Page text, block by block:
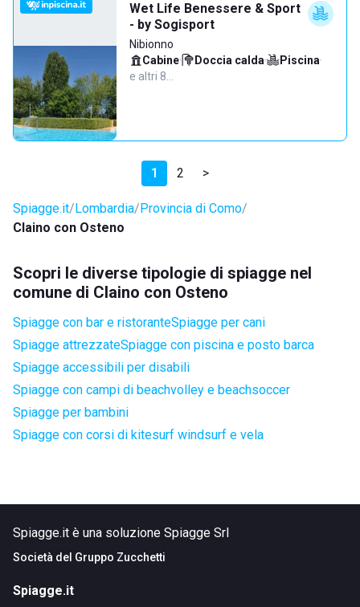
Wet Life Benessere & Sport
- by Sogisport
Nibionno
Cabine· Doccia calda· Piscina·
e altri 8…
1 2 >
Spiagge.it Lombardia Provincia di Como
Claino con Osteno
Scopri le diverse tipologie di spiagge nel
comune di Claino con Osteno
Spiagge con bar e ristoranteSpiagge per cani
Spiagge attrezzateSpiagge con piscina e posto barca
Spiagge accessibili per disabili
Spiagge con campi di beachvolley e beachsoccer
Spiagge per bambini
Spiagge con corsi di kitesurf windsurf e vela
Spiagge.it è una soluzione Spiagge Srl
Società del Gruppo Zucchetti
Spiagge.it